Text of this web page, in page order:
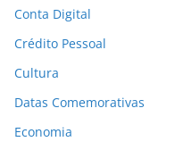
Conta Digital
Crédito Pessoal
Cultura
Datas Comemorativas
Economia